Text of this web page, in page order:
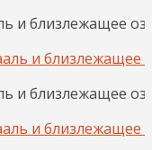
и близлежащее
и близлежащее